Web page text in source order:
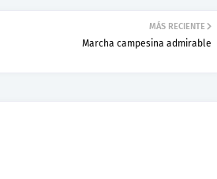
MÁS RECIENTE
Marcha campesina admirable